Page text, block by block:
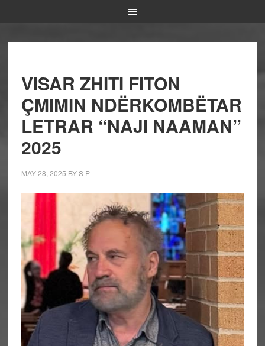
VISAR ZHITI FITON
ÇMIMIN NDËRKOMBËTAR
LETRAR “NAJI NAAMAN”
2025
MAY 28, 2025 BYS P